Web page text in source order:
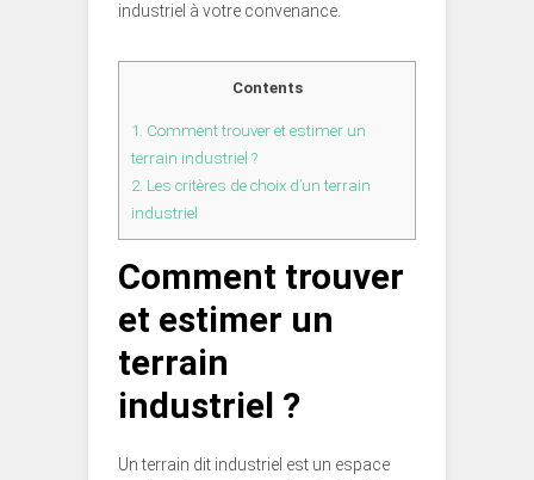
industriel à votre convenance.
Contents
1. Comment trouver et estimer un
terrain industriel ?
2. Les critères de choix d’un terrain
industriel
Comment trouver
et estimer un
terrain
industriel ?
Un terrain dit industriel est un espace